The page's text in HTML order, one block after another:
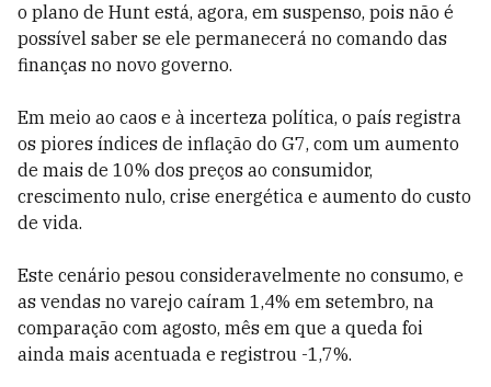
o plano de Hunt está, agora, em suspenso, pois não é
possível saber se ele permanecerá no comando das
finanças no novo governo.
Em meio ao caos e à incerteza política, o país registra
os piores índices de inflação do G7, com um aumento
de mais de 10% dos preços ao consumidor,
crescimento nulo, crise energética e aumento do custo
de vida.
Este cenário pesou consideravelmente no consumo, e
as vendas no varejo caíram 1,4% em setembro, na
comparação com agosto, mês em que a queda foi
ainda mais acentuada e registrou -1,7%.